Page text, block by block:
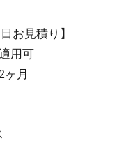
お見積り】
用可
ヶ月